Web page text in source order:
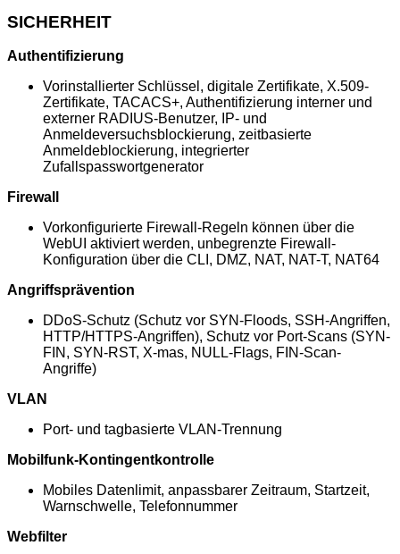
SICHERHEIT
Authentifizierung
Vorinstallierter Schlüssel, digitale Zertifikate, X.509-
Zertifikate, TACACS+, Authentifizierung interner und
externer RADIUS-Benutzer, IP- und
Anmeldeversuchsblockierung, zeitbasierte
Anmeldeblockierung, integrierter
Zufallspasswortgenerator
Firewall
Vorkonfigurierte Firewall-Regeln können über die
WebUI aktiviert werden, unbegrenzte Firewall-
Konfiguration über die CLI, DMZ, NAT, NAT-T, NAT64
Angriffsprävention
DDoS-Schutz (Schutz vor SYN-Floods, SSH-Angriffen,
HTTP/HTTPS-Angriffen), Schutz vor Port-Scans (SYN-
FIN, SYN-RST, X-mas, NULL-Flags, FIN-Scan-
Angriffe)
VLAN
Port- und tagbasierte VLAN-Trennung
Mobilfunk-Kontingentkontrolle
Mobiles Datenlimit, anpassbarer Zeitraum, Startzeit,
Warnschwelle, Telefonnummer
Webfilter